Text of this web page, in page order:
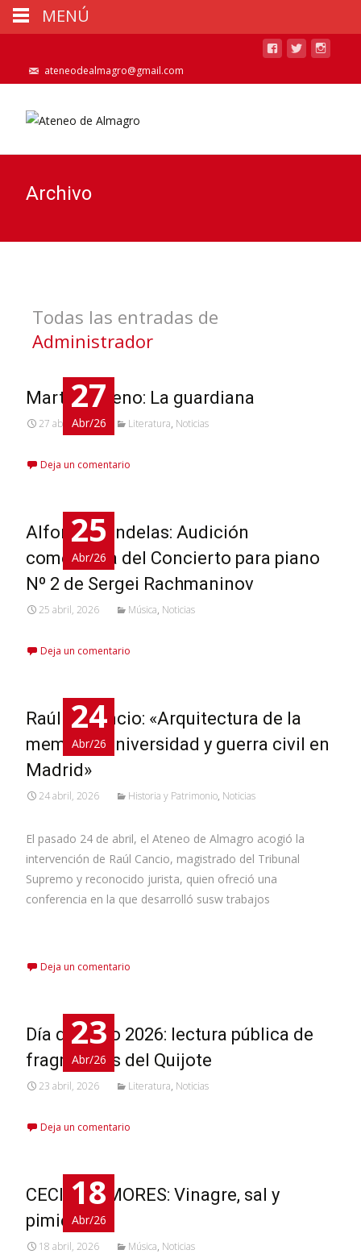
ateneodealmagro@gmail.com
Archivo
Todas las entradas de
Administrador
27
Abr/26
Marta Moreno: La guardiana
27 abril, 2026 Literatura, Noticias
Deja un comentario
25
Abr/26
Alfonso Candelas: Audición
comentada del Concierto para piano
Nº 2 de Sergei Rachmaninov
25 abril, 2026 Música, Noticias
Deja un comentario
24
Abr/26
Raúl C. Cancio: «Arquitectura de la
memoria: Universidad y guerra civil en
Madrid»
24 abril, 2026 Historia y Patrimonio, Noticias
El pasado 24 de abril, el Ateneo de Almagro acogió la
intervención de Raúl Cancio, magistrado del Tribunal
Supremo y reconocido jurista, quien ofreció una
conferencia en la que desarrolló susw trabajos
Deja un comentario
23
Abr/26
Día del libro 2026: lectura pública de
fragmentos del Quijote
23 abril, 2026 Literatura, Noticias
Deja un comentario
18
Abr/26
CECILIO AMORES: Vinagre, sal y
pimienta
18 abril, 2026 Música, Noticias
MENÚ